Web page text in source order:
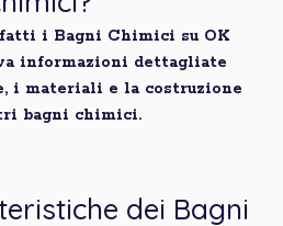
i Bagni Chimici su OK
informazioni dettagliate
i materiali e la costruzione
bagni chimici.
dei Bagni